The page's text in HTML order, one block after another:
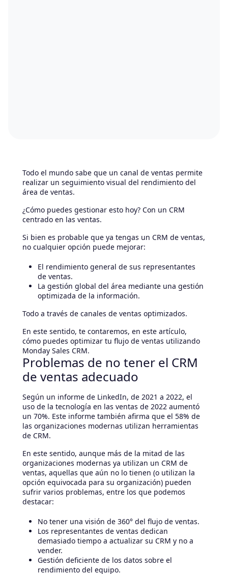
Todo el mundo sabe que un canal de ventas permite
realizar un seguimiento visual del rendimiento del
área de ventas.
¿Cómo puedes gestionar esto hoy? Con un CRM
centrado en las ventas.
Si bien es probable que ya tengas un CRM de ventas,
no cualquier opción puede mejorar:
El rendimiento general de sus representantes
de ventas.
La gestión global del área mediante una gestión
optimizada de la información.
Todo a través de canales de ventas optimizados.
En este sentido, te contaremos, en este artículo,
cómo puedes optimizar tu flujo de ventas utilizando
Monday Sales CRM.
Problemas de no tener el CRM
de ventas adecuado
Según un informe de LinkedIn, de 2021 a 2022, el
uso de la tecnología en las ventas de 2022 aumentó
un 70%. Este informe también afirma que el 58% de
las organizaciones modernas utilizan herramientas
de CRM.
En este sentido, aunque más de la mitad de las
organizaciones modernas ya utilizan un CRM de
ventas, aquellas que aún no lo tienen (o utilizan la
opción equivocada para su organización) pueden
sufrir varios problemas, entre los que podemos
destacar:
No tener una visión de 360° del flujo de ventas.
Los representantes de ventas dedican
demasiado tiempo a actualizar su CRM y no a
vender.
Gestión deficiente de los datos sobre el
rendimiento del equipo.